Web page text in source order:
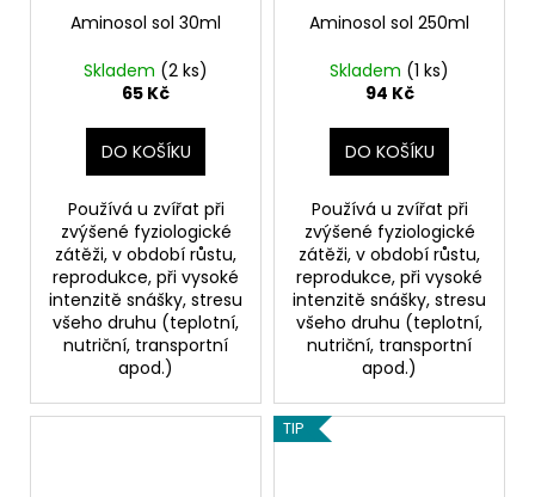
Aminosol sol 30ml
Skladem (2 ks)
65 Kč
DO KOŠÍKU
Používá u zvířat při
zvýšené fyziologické
zátěži, v období růstu,
reprodukce, při vysoké
intenzitě snášky, stresu
všeho druhu (teplotní,
nutriční, transportní
apod.)
Aminosol sol 250ml
Skladem (1 ks)
94 Kč
DO KOŠÍKU
Používá u zvířat při
zvýšené fyziologické
zátěži, v období růstu,
reprodukce, při vysoké
intenzitě snášky, stresu
všeho druhu (teplotní,
nutriční, transportní
apod.)
TIP